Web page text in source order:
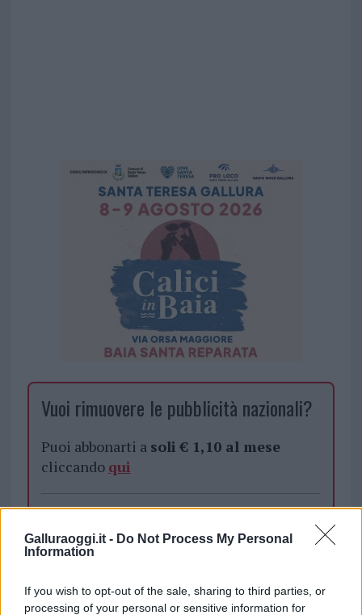
Galluraoggi.it - Do Not Process My Personal
Information
If you wish to opt-out of the sale, sharing to third parties, or
processing of your personal or sensitive information for
Vuoi rimuovere le pubblicità nazionali?
Puoi abbonarti a soli € 1,10 al mese
cliccando qui
Sei già abbonato?
Puoi effettuare l'accesso andando nella
cliccandoqui